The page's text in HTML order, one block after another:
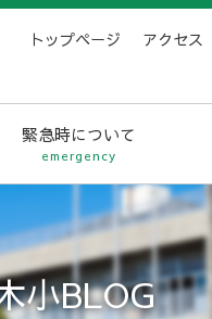
トップページ アクセス
緊急時について
emergency
小BLOG